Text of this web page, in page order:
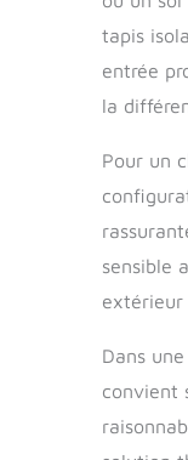
tapis
entrée
la
Pour un
sensible
extérieur
Dans
convient